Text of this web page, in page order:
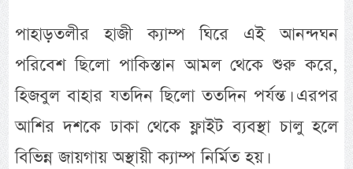
পাহাড়তলীর হাজী ক্যাম্প ঘিরে এই আনন্দঘন
পরিবেশ ছিলো পাকিস্তান আমল থেকে শুরু করে,
হিজবুল বাহার যতদিন ছিলো ততদিন পর্যন্ত। এরপর
আশির দশকে ঢাকা থেকে ফ্লাইট ব্যবস্থা চালু হলে
বিভিন্ন জায়গায় অস্থায়ী ক্যাম্প নির্মিত হয়।